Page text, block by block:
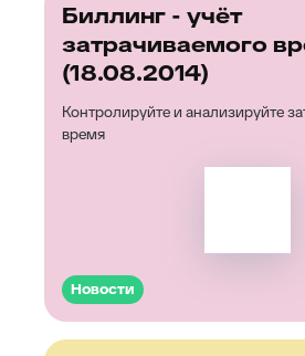
Биллинг - учёт
затрачиваемого
(18.08.2014)
Контролируйте и анализируйте
время
Новости